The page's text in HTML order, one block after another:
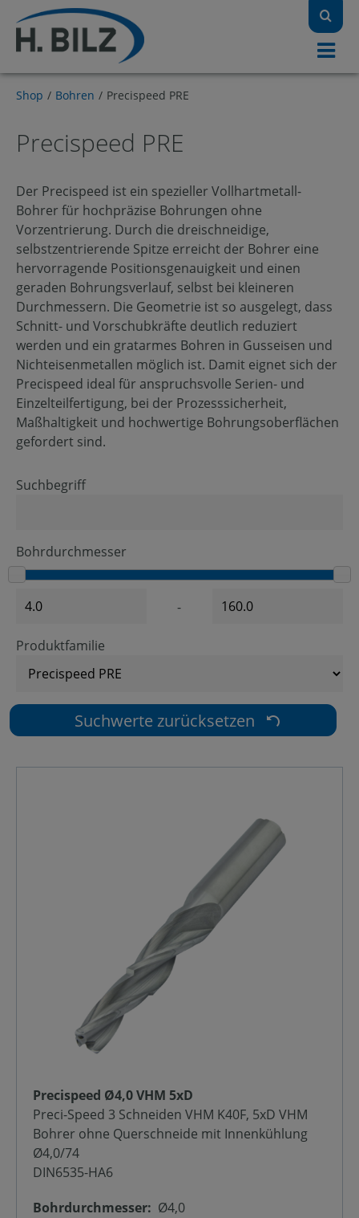
Shop / Bohren / Precispeed PRE
Precispeed PRE
Der Precispeed ist ein spezieller Vollhartmetall-
Bohrer für hochpräzise Bohrungen ohne
Vorzentrierung. Durch die dreischneidige,
selbstzentrierende Spitze erreicht der Bohrer eine
hervorragende Positionsgenauigkeit und einen
geraden Bohrungsverlauf, selbst bei kleineren
Durchmessern. Die Geometrie ist so ausgelegt, dass
Schnitt- und Vorschubkräfte deutlich reduziert
werden und ein gratarmes Bohren in Gusseisen und
Nichteisenmetallen möglich ist. Damit eignet sich der
Precispeed ideal für anspruchsvolle Serien- und
Einzelteilfertigung, bei der Prozesssicherheit,
Maßhaltigkeit und hochwertige Bohrungsoberflächen
gefordert sind.
Suchbegriff
Bohrdurchmesser
-
Produktfamilie
Suchwerte zurücksetzen
Precispeed Ø4,0 VHM 5xD
Preci-Speed 3 Schneiden VHM K40F, 5xD VHM
Bohrer ohne Querschneide mit Innenkühlung
Ø4,0/74
DIN6535-HA6
Bohrdurchmesser: Ø4,0